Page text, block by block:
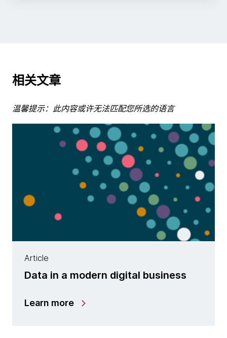
相关文章
温馨提示：此内容或许无法匹配您所选的语言
Article
Data in a modern digital business
Learn more